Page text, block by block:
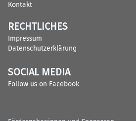
Kontakt
RECHTLICHES
Impressum
Datenschutzerklärung
SOCIAL MEDIA
Follow us on Facebook